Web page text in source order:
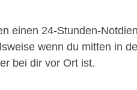
einen 24-Stunden-
wenn du mitten in
bei dir vor Ort ist.